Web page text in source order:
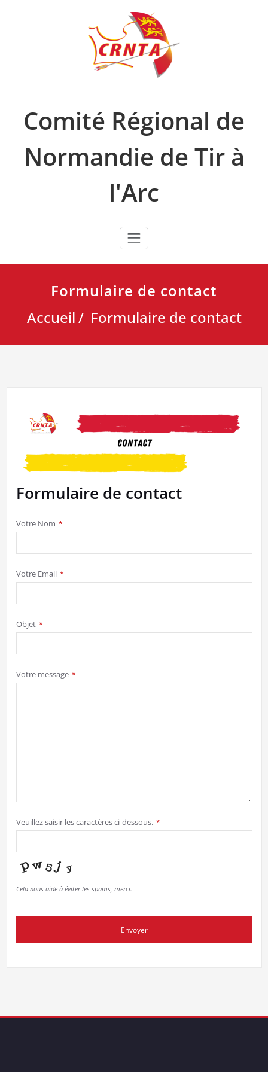
Comité Régional de
Normandie de Tir à
l'Arc
Formulaire de contact
Accueil
Formulaire de contact
Formulaire de contact
Votre Nom *
Votre Email *
Company
Name *
Objet *
Votre message *
Veuillez saisir les caractères ci-dessous. *
Cela nous aide à éviter les spams, merci.
Envoyer